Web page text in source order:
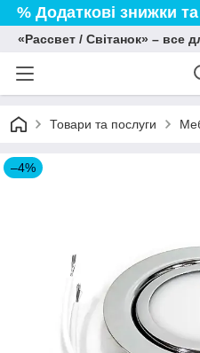
% Додаткові знижки
«Рассвет / Світанок» – все
Товари та послуги
–4%